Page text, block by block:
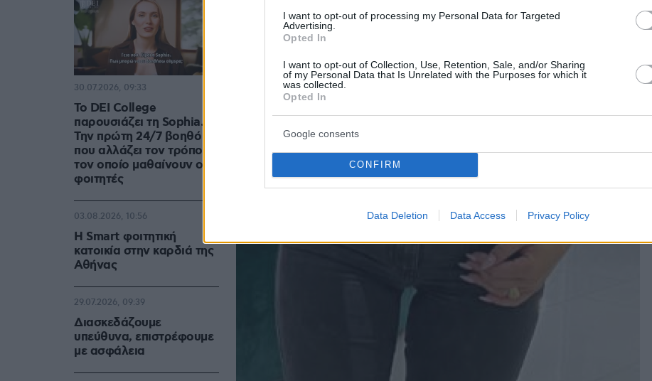
I want to opt-out of processing my Personal Data for Targeted
Advertising.
Opted In
I want to opt-out of Collection, Use, Retention, Sale, and/or Sharing
of my Personal Data that Is Unrelated with the Purposes for which it
was collected.
Opted In
Google consents
CONFIRM
Data Deletion Data Access Privacy Policy
Το DEI College
παρουσιάζει τη Sophia.
Την πρώτη 24/7 βοηθό AI
που αλλάζει τον τρόπο με
τον οποίο μαθαίνουν οι
φοιτητές
30.07.2026, 09:33
Η Smart φοιτητική
κατοικία στην καρδιά της
Αθήνας
03.08.2026, 10:56
Διασκεδάζουμε
υπεύθυνα, επιστρέφουμε
με ασφάλεια
29.07.2026, 09:39